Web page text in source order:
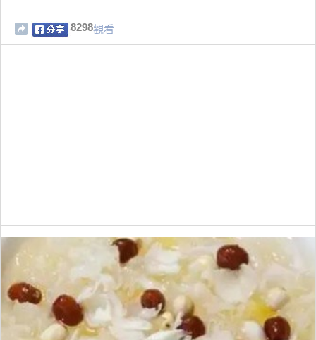
8298觀看